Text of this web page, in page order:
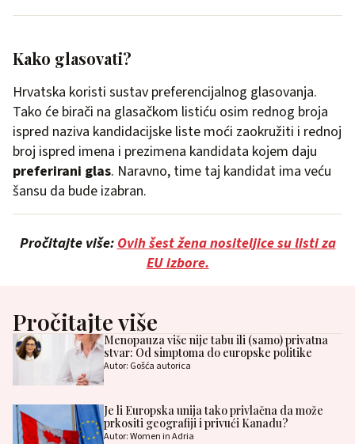
Kako glasovati?
Hrvatska koristi sustav preferencijalnog glasovanja.
Tako će birači na glasačkom listiću osim rednog broja
ispred naziva kandidacijske liste moći zaokružiti i rednoj
broj ispred imena i prezimena kandidata kojem daju
preferirani glas. Naravno, time taj kandidat ima veću
šansu da bude izabran.
Pročitajte više:Ovih šest žena nositeljice su listi za
EU izbore.
Pročitajte više
Menopauza više nije tabu ili (samo) privatna
stvar: Od simptoma do europske politike
Autor: Gošća autorica
Je li Europska unija tako privlačna da može
prkositi geografiji i privući Kanadu?
Autor: Women in Adria